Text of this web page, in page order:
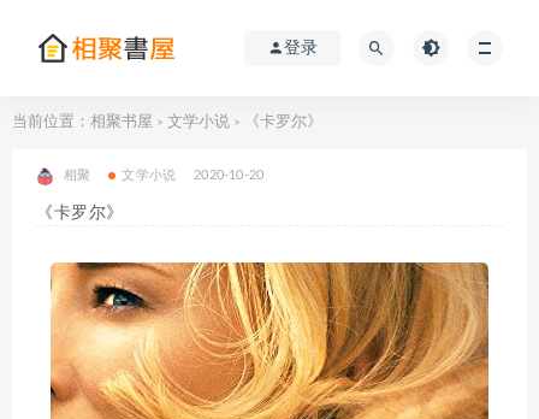
登录
当前位置： 相聚书屋 > 文学小说 > 《卡罗尔》
相聚 文学小说 2020-10-20
《卡罗尔》